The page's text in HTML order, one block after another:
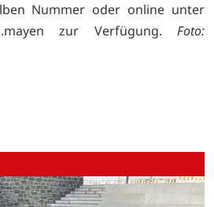
Nummer oder online unter
zur Verfügung. Foto: